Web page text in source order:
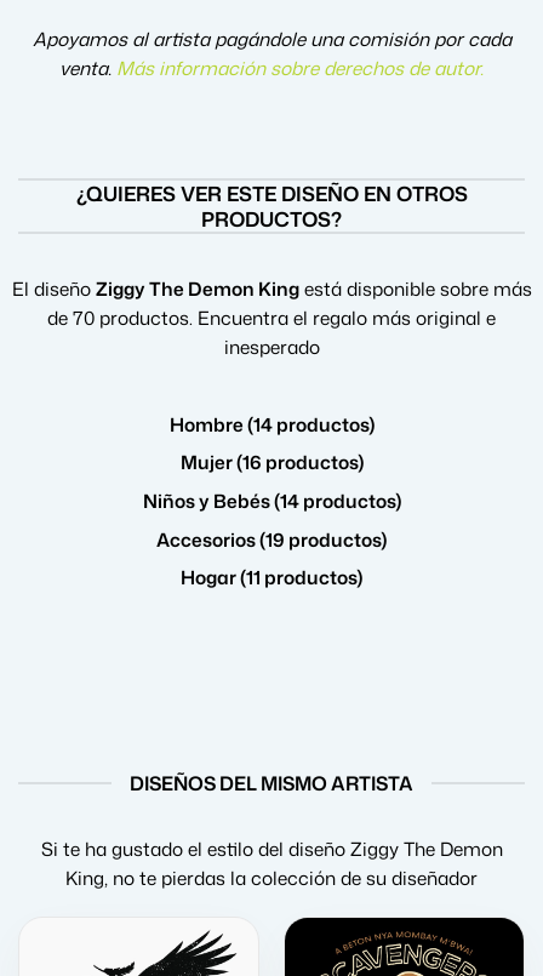
Apoyamos al artista pagándole una comisión por cada
venta. Más información sobre derechos de autor.
¿QUIERES VER ESTE DISEÑO EN OTROS
PRODUCTOS?
El diseñoZiggy The Demon Kingestá disponible sobre más
de 70 productos. Encuentra el regalo más original e
inesperado
Hombre (14 productos)
Mujer (16 productos)
Niños y Bebés (14 productos)
Accesorios (19 productos)
Hogar (11 productos)
DISEÑOS DEL MISMO ARTISTA
Si te ha gustado el estilo del diseño Ziggy The Demon
King, no te pierdas la colección de su diseñador